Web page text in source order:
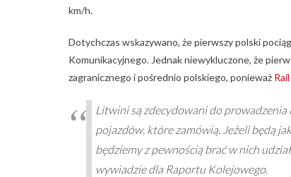
km/h.
Dotychczas wskazywano, że pierwszy polski
Komunikacyjnego. Jednak niewykluczone, że
zagranicznego i pośrednio polskiego, ponieważ
Litwini są zdecydowani do
pojazdów, które zamówią. Jeżeli będą
będziemy z pewnością brać w nich
wywiadzie dla Raportu Kolejowego.